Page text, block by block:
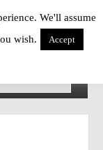
We'll assume
wish.
Accept